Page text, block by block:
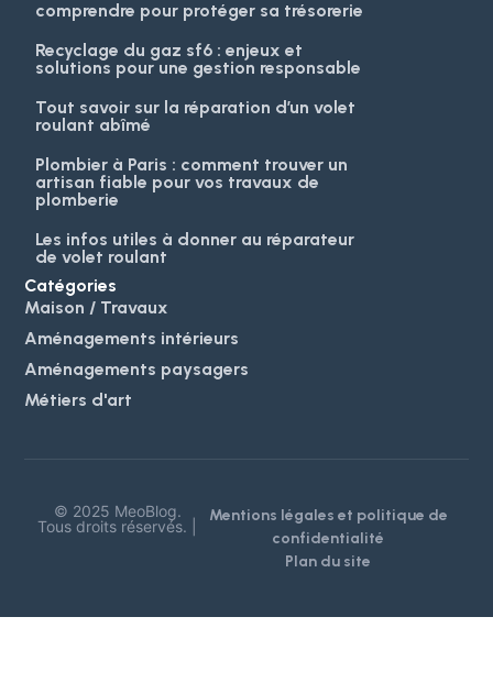
comprendre pour protéger sa trésorerie
Recyclage du gaz sf6 : enjeux et
solutions pour une gestion responsable
Tout savoir sur la réparation d’un volet
roulant abîmé
Plombier à Paris : comment trouver un
artisan fiable pour vos travaux de
plomberie
Les infos utiles à donner au réparateur
de volet roulant
Catégories
Maison / Travaux
Aménagements intérieurs
Aménagements paysagers
Métiers d'art
© 2025 MeoBlog.
Tous droits réservés. |
Mentions légales et politique de
confidentialité
Plan du site